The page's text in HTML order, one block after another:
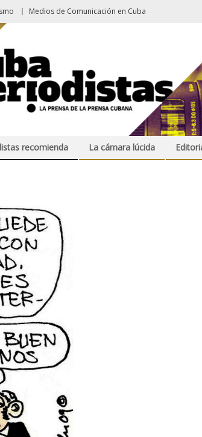
Medios de Comunicación en Cuba
recomienda La cámara lúcida